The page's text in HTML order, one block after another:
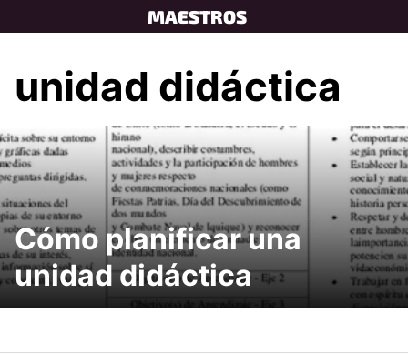
to
MAESTROS
unidad didáctica
Cómo planificar una
unidad didáctica